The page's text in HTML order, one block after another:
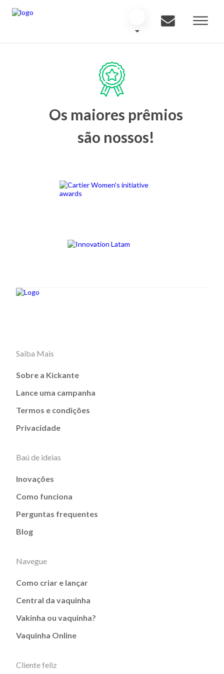
Os maiores prêmios
são nossos!
Saiba Mais
Sobre a Kickante
Lance uma campanha
Termos e condições
Privacidade
Baú de ideias
Inovações
Como funciona
Perguntas frequentes
Blog
Navegue
Como criar e lançar
Central da vaquinha
Vakinha ou vaquinha?
Vaquinha Online
Cliente feliz